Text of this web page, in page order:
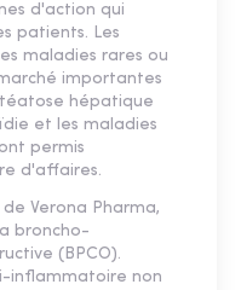
d'action qui
patients. Les
maladies rares ou
importantes
hépatique
et les maladies
permis
d'affaires.
Verona Pharma,
broncho-
(BPCO).
inflammatoire non